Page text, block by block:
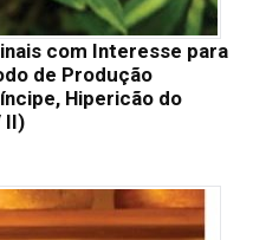
com Interesse para
de Produção
Hipericão do
II)